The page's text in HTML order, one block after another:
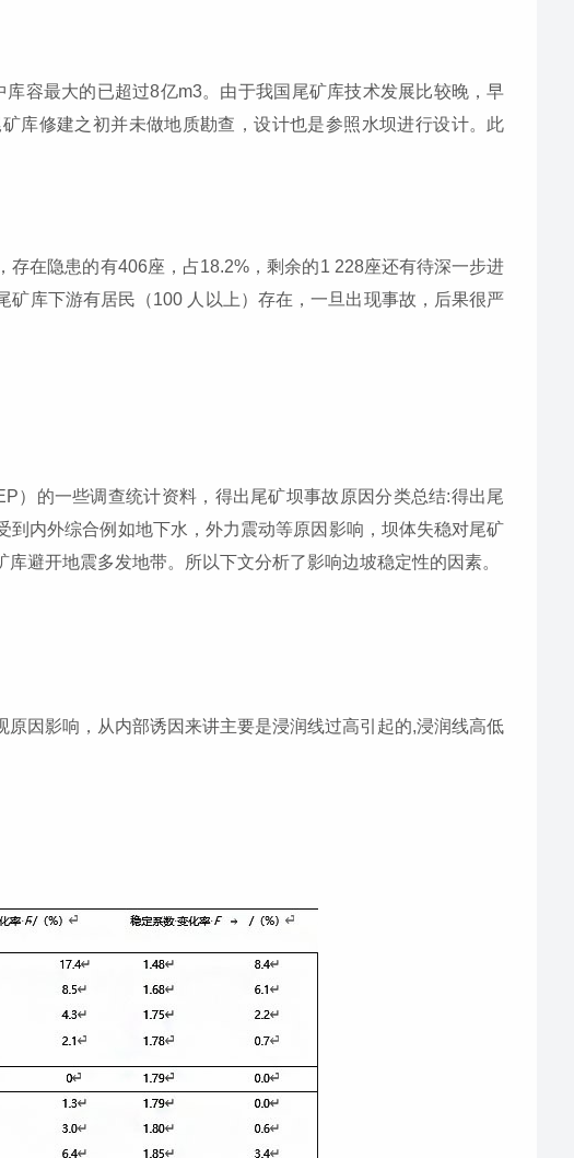
容最大的已超过8亿m3。由于我国尾矿库技术发展比较晚，早
库修建之初并未做地质勘查，设计也是参照水坝进行设计。此
在隐患的有406座，占18.2%，剩余的1 228座还有待深一步进
库下游有居民（100 人以上）存在，一旦出现事故，后果很严
）的一些调查统计资料，得出尾矿坝事故原因分类总结:得出尾
内外综合例如地下水，外力震动等原因影响，坝体失稳对尾矿
避开地震多发地带。所以下文分析了影响边坡稳定性的因素。
因影响，从内部诱因来讲主要是浸润线过高引起的,浸润线高低